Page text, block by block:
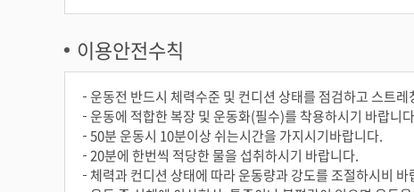
이용안전수칙
운동전 반드시 체력수준 및 컨디션 상태를 점검하고 스트
운동에 적합한 복장 및 운동화(필수)를 착용하시기 바랍니
50분 운동시 10분이상 쉬는시간을 가지시기바랍니다.
20분에 한번씩 적당한 물을 섭취하시기 바랍니다.
체력과 컨디션 상태에 따라 운동량과 강도를 조절하시비 바